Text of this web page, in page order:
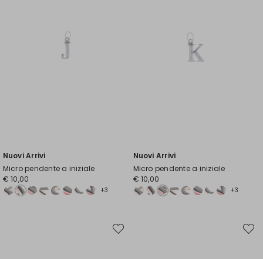
Nuovi Arrivi
Micro pendente a iniziale
€ 10,00
+3
Nuovi Arrivi
Micro pendente a iniziale
€ 10,00
+3
Sposta